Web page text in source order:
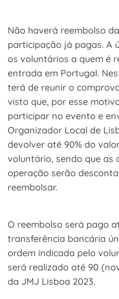
Não haverá reembolso
participação já pagas. A
os voluntários a quem é
entrada em Portugal.
terá de reunir o
visto que, por esse
participar no evento e
Organizador Local de
devolver até 90% do
voluntário, sendo que as
operação serão
reembolsar.
O reembolso será pago
transferência bancária
ordem indicada pelo
será realizado até 90
da JMJ Lisboa 2023.